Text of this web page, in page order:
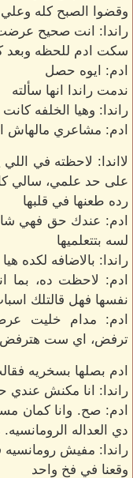
وقضوا الصبح كله وعلي
راندا: انت صحيح
سكت ادم للحظه وبعد
ادم: ايوه حصل
ندمت راندا انها سألته
راندا: وهيا الخلفه
ادم: مشاعري مالهاش
لااندا: لاحظته في
على حد علمي، سالي
رده طعنها في قلبها
ادم: عندك حق فهي
لسه بتتعلميها
راندا: بالاضافه لكده
ادم: لاحظت ده، بما
نفسها فهل قالتلك
ادم: مدام خليت
ترفض، اي ست
ادم بصلها بسخريه
راندا: انا مكنش عندي
ادم: صح. وانا كمان
دي العداله
راندا: مفيش
وقعنا في فخ واحد